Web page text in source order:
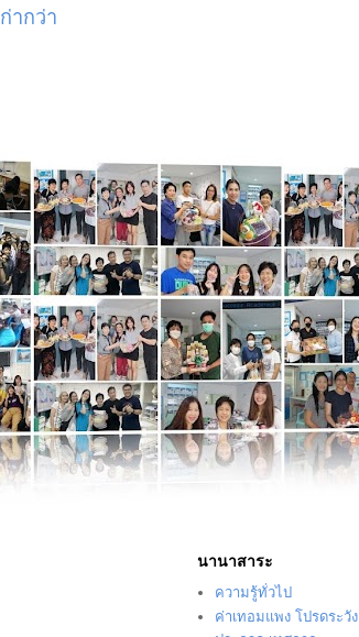
ากว่า
นานาสาระ
ความรู้ทั่วไป
ค่าเทอมแพง โปรดระวัง